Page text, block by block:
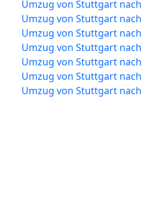
Umzug von Stuttgart
Umzug von Stuttgart
Umzug von Stuttgart
Umzug von Stuttgart
Umzug von Stuttgart
Umzug von Stuttgart
Umzug von Stuttgart